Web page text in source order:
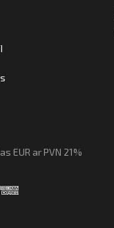
EUR ar PVN 21%